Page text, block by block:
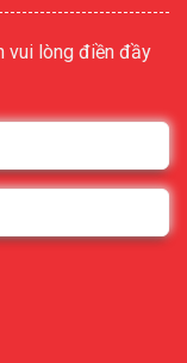
vui lòng điền đầy